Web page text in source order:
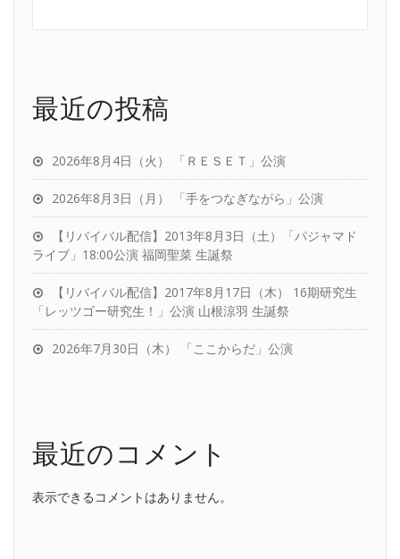
最近の投稿
2026年8月4日（火） 「ＲＥＳＥＴ」公演
2026年8月3日（月） 「手をつなぎながら」公演
【リバイバル配信】2013年8月3日（土）「パジャマド
ライブ」18:00公演 福岡聖菜 生誕祭
【リバイバル配信】2017年8月17日（木） 16期研究生
「レッツゴー研究生！」公演 山根涼羽 生誕祭
2026年7月30日（木） 「ここからだ」公演
最近のコメント
表示できるコメントはありません。